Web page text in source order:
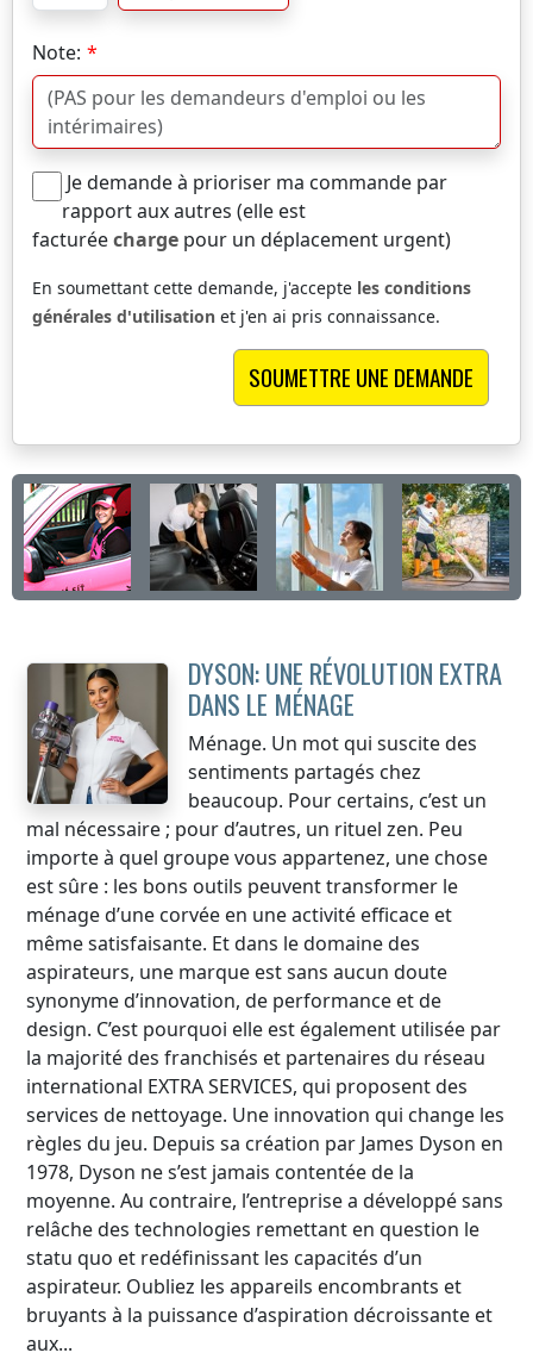
Note:
Je demande à prioriser ma commande par
rapport aux autres (elle est
facturéecharge pour un déplacement urgent)
En soumettant cette demande, j'accepte les conditions
générales d'utilisation et j'en ai pris connaissance.
DYSON: UNE RÉVOLUTION EXTRA
DANS LE MÉNAGE
Ménage. Un mot qui suscite des
sentiments partagés chez
beaucoup. Pour certains, c’est un
mal nécessaire ; pour d’autres, un rituel zen. Peu
importe à quel groupe vous appartenez, une chose
est sûre : les bons outils peuvent transformer le
ménage d’une corvée en une activité efficace et
même satisfaisante. Et dans le domaine des
aspirateurs, une marque est sans aucun doute
synonyme d’innovation, de performance et de
design. C’est pourquoi elle est également utilisée par
la majorité des franchisés et partenaires du réseau
international EXTRA SERVICES, qui proposent des
services de nettoyage. Une innovation qui change les
règles du jeu. Depuis sa création par James Dyson en
1978, Dyson ne s’est jamais contentée de la
moyenne. Au contraire, l’entreprise a développé sans
relâche des technologies remettant en question le
statu quo et redéfinissant les capacités d’un
aspirateur. Oubliez les appareils encombrants et
bruyants à la puissance d’aspiration décroissante et
aux...